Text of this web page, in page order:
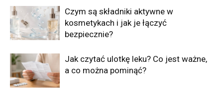
Czym są składniki aktywne w
kosmetykach i jak je łączyć
bezpiecznie?
Jak czytać ulotkę leku? Co jest ważne,
a co można pominąć?